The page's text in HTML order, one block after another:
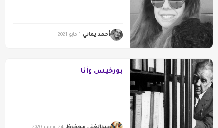
أحمد يماني 1 مايو 2021
بورخيس وأنا